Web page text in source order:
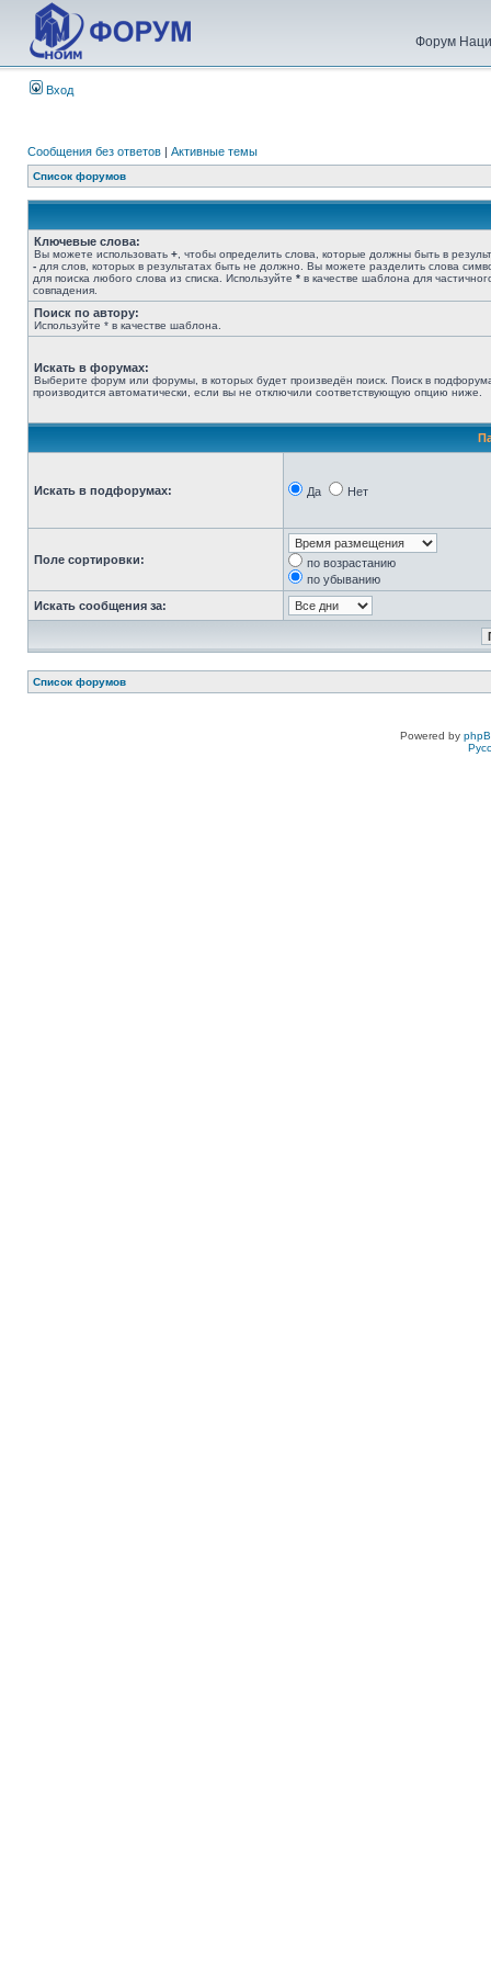
Форум
Вход
Сообщения без ответов | Активные темы
Список форумов
Ключевые слова:
Вы можете использовать + , чтобы определить слова, которые должны быть в
- для слов, которых в результатах быть не должно. Вы можете разделить слова
для поиска любого слова из списка. Используйте * в качестве шаблона для
совпадения.
Поиск по автору:
Используйте * в качестве шаблона.
Искать в форумах:
Выберите форум или форумы, в которых будет произведён поиск. Поиск в
производится автоматически, если вы не отключили соответствующую опцию ниже.
Искать в подфорумах: Да Нет
Поле сортировки:
по возрастанию
по убыванию
Искать сообщения за:
Список форумов
Powered by